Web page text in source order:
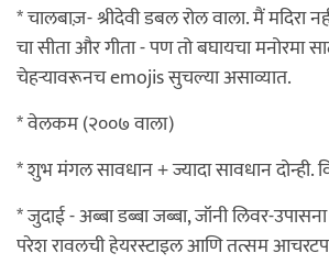
* चालबाज़- श्रीदेवी डबल रोल वाला. मैं मदिरा
चा सीता और गीता - पण तो बघायचा मनोरमा
चेहऱ्यावरूनच emojis सुचल्या असाव्यात.
* वेलकम (२००७ वाला)
* शुभ मंगल सावधान + ज्यादा सावधान
* जुदाई - अब्बा डब्बा जब्बा, जॉनी लिवर-
परेश रावलची हेयरस्टाइल आणि तत्सम